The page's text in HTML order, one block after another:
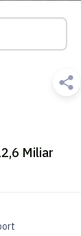
Miliar